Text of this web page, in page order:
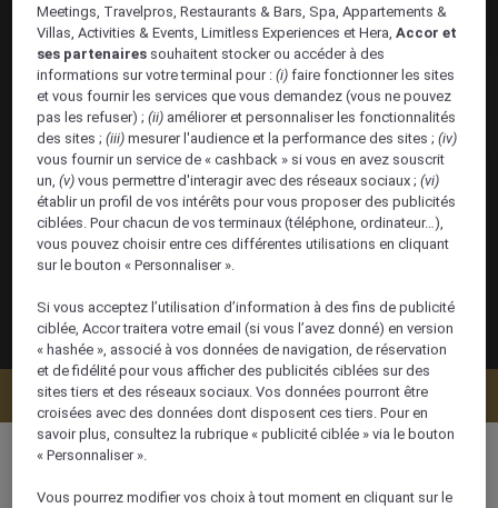
Vérifier la disponibilité
Meetings, Travelpros, Restaurants & Bars, Spa, Appartements &
Villas, Activities & Events, Limitless Experiences et Hera,Accor et
ses partenaires souhaitent stocker ou accéder à des
informations sur votre terminal pour :(i) faire fonctionner les sites
et vous fournir les services que vous demandez (vous ne pouvez
pas les refuser) ;(ii) améliorer et personnaliser les fonctionnalités
des sites ;(iii) mesurer l'audience et la performance des sites ;(iv)
vous fournir un service de « cashback » si vous en avez souscrit
un,(v) vous permettre d'interagir avec des réseaux sociaux ;(vi)
établir un profil de vos intérêts pour vous proposer des publicités
ciblées. Pour chacun de vos terminaux (téléphone, ordinateur…),
vous pouvez choisir entre ces différentes utilisations en cliquant
sur le bouton « Personnaliser ».
Si vous acceptez l’utilisation d’information à des fins de publicité
ciblée, Accor traitera votre email (si vous l’avez donné) en version
« hashée », associé à vos données de navigation, de réservation
et de fidélité pour vous afficher des publicités ciblées sur des
sites tiers et des réseaux sociaux. Vos données pourront être
croisées avec des données dont disposent ces tiers. Pour en
savoir plus, consultez la rubrique « publicité ciblée » via le bouton
« Personnaliser ».
Vous pourrez modifier vos choix à tout moment en cliquant sur le